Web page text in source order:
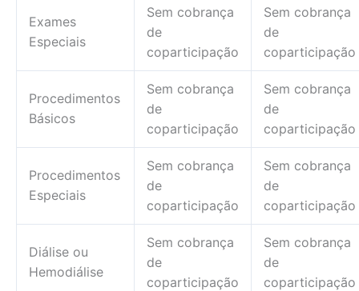
Exames
Especiais
Sem cobrança
de
coparticipação
Sem cobrança
de
coparticipação
Procedimentos
Básicos
Sem cobrança
de
coparticipação
Sem cobrança
de
coparticipação
Procedimentos
Especiais
Sem cobrança
de
coparticipação
Sem cobrança
de
coparticipação
Diálise ou
Hemodiálise
Sem cobrança
de
coparticipação
Sem cobrança
de
coparticipação